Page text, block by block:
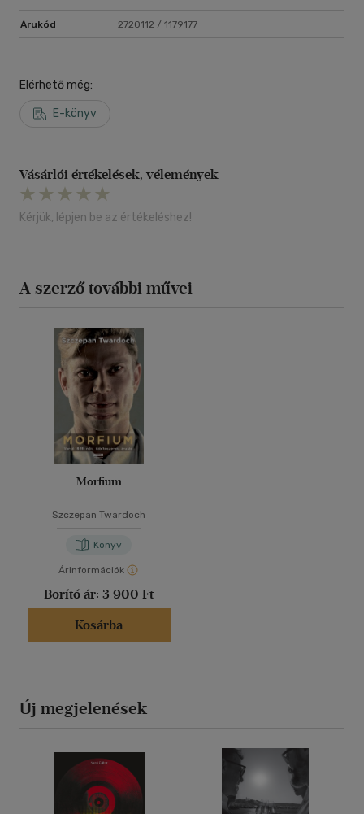
Árukód 2720112 / 1179177
Elérhető még:
E-könyv
Vásárlói értékelések, vélemények
Kérjük, lépjen be az értékeléshez!
A szerző további művei
Morfium
Szczepan Twardoch
Könyv
Árinformációk
Borító ár: 3 900 Ft
Kosárba
Új megjelenések